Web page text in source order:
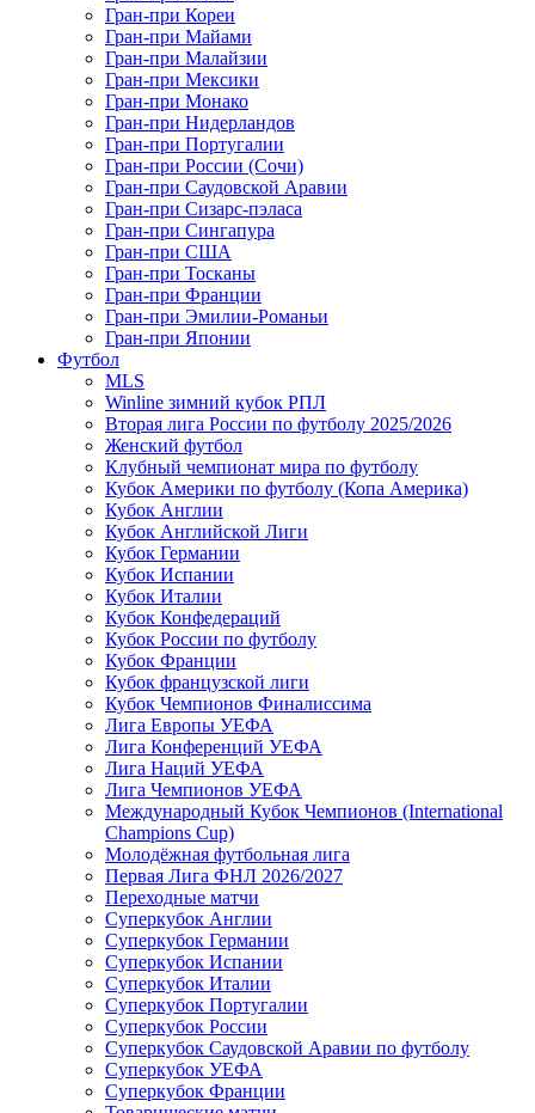
Гран-при Кореи
Гран-при Майами
Гран-при Малайзии
Гран-при Мексики
Гран-при Монако
Гран-при Нидерландов
Гран-при Португалии
Гран-при России (Сочи)
Гран-при Саудовской Аравии
Гран-при Сизарс-пэласа
Гран-при Сингапура
Гран-при США
Гран-при Тосканы
Гран-при Франции
Гран-при Эмилии-Романьи
Гран-при Японии
Футбол
MLS
Winline зимний кубок РПЛ
Вторая лига России по футболу 2025/2026
Женский футбол
Клубный чемпионат мира по футболу
Кубок Америки по футболу (Копа Америка)
Кубок Англии
Кубок Английской Лиги
Кубок Германии
Кубок Испании
Кубок Италии
Кубок Конфедераций
Кубок России по футболу
Кубок Франции
Кубок французской лиги
Кубок Чемпионов Финалиссима
Лига Европы УЕФА
Лига Конференций УЕФА
Лига Наций УЕФА
Лига Чемпионов УЕФА
Международный Кубок Чемпионов (International
Champions Cup)
Молодёжная футбольная лига
Первая Лига ФНЛ 2026/2027
Переходные матчи
Суперкубок Англии
Суперкубок Германии
Суперкубок Испании
Суперкубок Италии
Суперкубок Португалии
Суперкубок России
Суперкубок Саудовской Аравии по футболу
Суперкубок УЕФА
Суперкубок Франции